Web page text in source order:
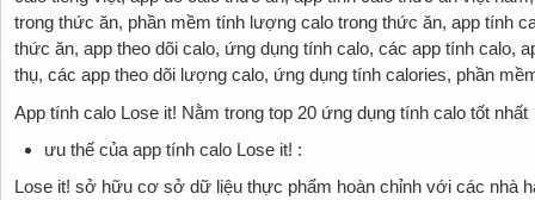
App tính calo Lose it! Nằm trong top 20 ứng dụng tính calo tốt nhất
ưu thế của app tính calo Lose it! :
Lose it! sở hữu cơ sở dữ liệu thực phẩm hoàn chỉnh với các nhà